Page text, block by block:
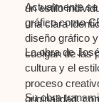
un estilo
una clara
Actualmente
gráfico como
diseño gráfico
cuelgan de las
La obra de
cultura y el
proceso
originalidad,
Su obra